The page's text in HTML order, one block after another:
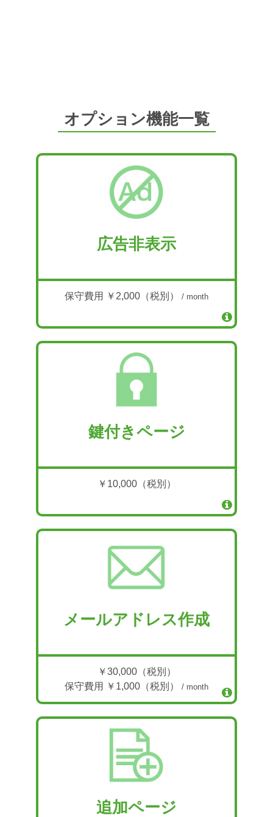
オプション機能一覧
広告非表示
保守費用 ￥2,000（税別） / month
鍵付きページ
￥10,000（税別）
メールアドレス作成
￥30,000（税別）
保守費用 ￥1,000（税別） / month
追加ページ